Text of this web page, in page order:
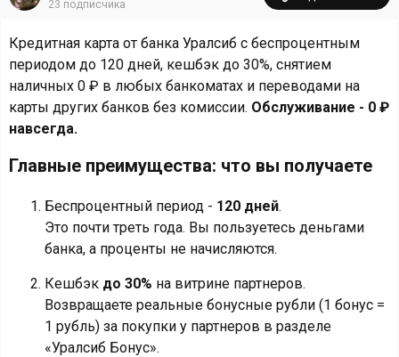
23 подписчика
Кредитная карта от банка Уралсиб с беспроцентным
периодом до 120 дней, кешбэк до 30%, снятием
наличных 0 ₽ в любых банкоматах и переводами на
карты других банков без комиссии. Обслуживание - 0 ₽
навсегда.
Главные преимущества: что вы получаете
Беспроцентный период - 120 дней.
Это почти треть года. Вы пользуетесь деньгами
банка, а проценты не начисляются.
Кешбэк до 30% на витрине партнеров.
Возвращаете реальные бонусные рубли (1 бонус =
1 рубль) за покупки у партнеров в разделе
«Уралсиб Бонус».